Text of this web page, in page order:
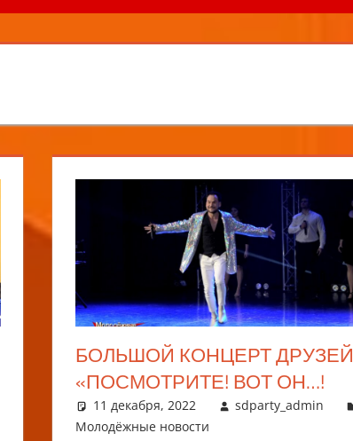
БОЛЬШОЙ КОНЦЕРТ ДРУЗЕЙ
«ПОСМОТРИТЕ! ВОТ ОН…!
11 декабря, 2022
sdparty_admin
Молодёжные новости